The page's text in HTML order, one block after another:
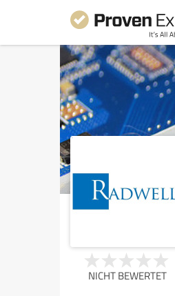
NICHT BEWERTET